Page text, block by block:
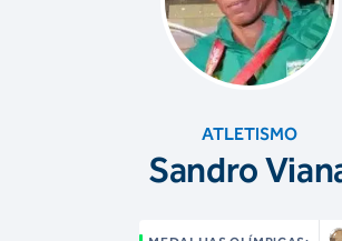
ATLETISMO
Sandro